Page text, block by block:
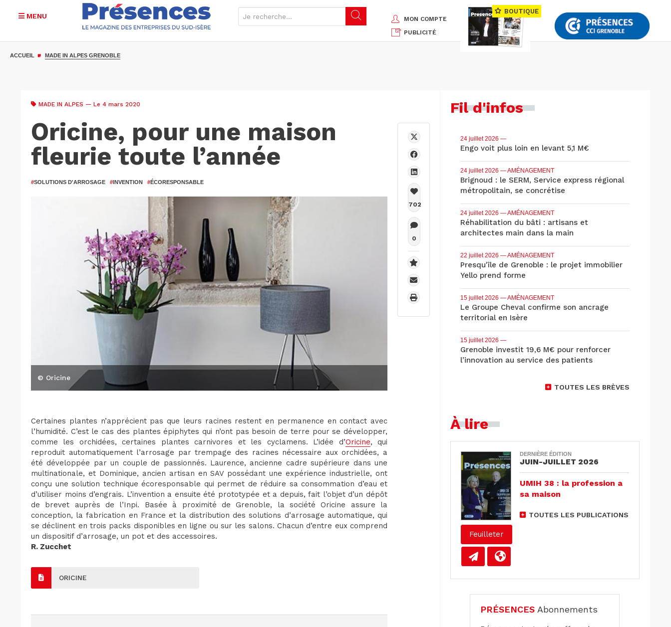
MENU
MON COMPTE
PUBLICITÉ
BOUTIQUE
ACCUEIL MADE IN ALPES GRENOBLE
MADE IN ALPES — Le 4 mars 2020
Oricine, pour une maison
fleurie toute l’année
#SOLUTIONS D'ARROSAGE #INVENTION #ÉCORESPONSABLE
© Oricine
Certaines plantes n’apprécient pas que leurs racines restent en permanence en contact avec
l’humidité. C’est le cas des plantes épiphytes qui n’ont pas besoin de terre pour se développer,
comme les orchidées, certaines plantes carnivores et les cyclamens. L’idée d’Oricine, qui
reproduit automatiquement l’arrosage par trempage des racines nécessaire aux orchidées, a
été développée par un couple de passionnés. Laurence, ancienne cadre supérieure dans une
multinationale, et Dominique, ancien artisan en SAV possédant une expérience industrielle, ont
conçu une solution technique écoresponsable qui permet de réduire sa consommation d’eau et
d’utiliser moins d’engrais. L’invention a ensuite été prototypée et a depuis, fait l’objet d’un dépôt
de brevet auprès de l’Inpi. Basée à proximité de Grenoble, la société Oricine assure la
conception, la fabrication en France et la distribution des solutions d’arrosage automatique, qui
se déclinent en trois packs disponibles en ligne ou sur les salons. Chacun d’entre eux comprend
un dispositif d’arrosage, un pot et des accessoires.
R. Zucchet
ORICINE
702
0
Fil d'infos
24 juillet 2026 —
Engo voit plus loin en levant 5,1 M€
24 juillet 2026 — AMÉNAGEMENT
Brignoud : le SERM, Service express régional
métropolitain, se concrétise
24 juillet 2026 — AMÉNAGEMENT
Réhabilitation du bâti : artisans et
architectes main dans la main
22 juillet 2026 — AMÉNAGEMENT
Presqu'île de Grenoble : le projet immobilier
Yello prend forme
15 juillet 2026 — AMÉNAGEMENT
Le Groupe Cheval confirme son ancrage
territorial en Isère
15 juillet 2026 —
Grenoble investit 19,6 M€ pour renforcer
l’innovation au service des patients
TOUTES LES BRÈVES
À lire
Feuilleter
DERNIÈRE ÉDITION
JUIN-JUILLET 2026
UMIH 38 : la profession a
sa maison
TOUTES LES PUBLICATIONS
PRÉSENCES Abonnements